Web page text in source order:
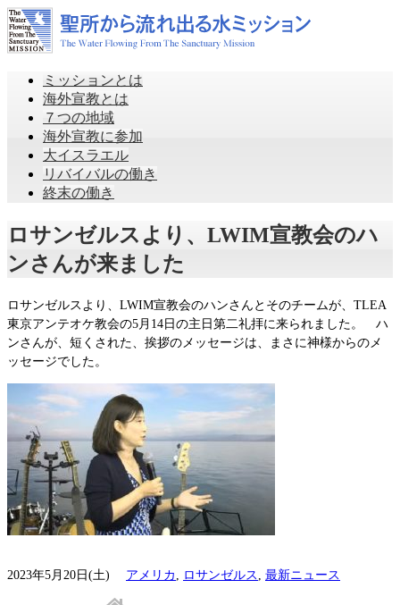
ミッションとは
海外宣教とは
７つの地域
海外宣教に参加
大イスラエル
リバイバルの働き
終末の働き
ロサンゼルスより、LWIM宣教会のハ
ンさんが来ました
ロサンゼルスより、LWIM宣教会のハンさんとそのチームが、TLEA
東京アンテオケ教会の5月14日の主日第二礼拝に来られました。 ハ
ンさんが、短くされた、挨拶のメッセージは、まさに神様からのメ
ッセージでした。
2023年5月20日(土) アメリカ ロサンゼルス 最新ニュース